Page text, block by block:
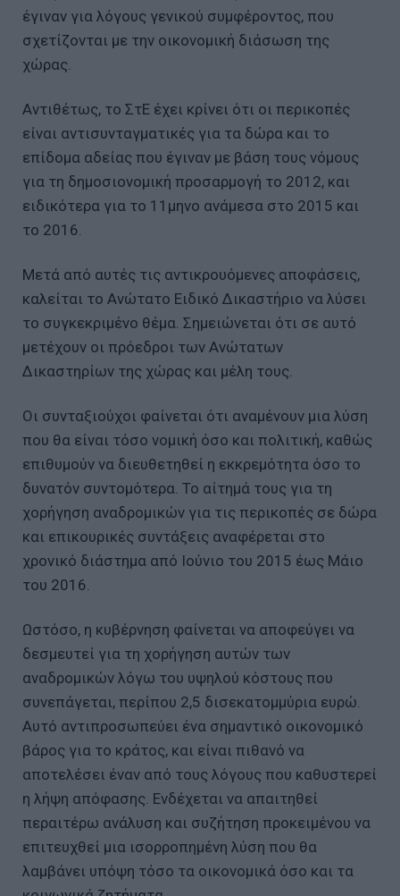
έγιναν για λόγους γενικού συμφέροντος, που
σχετίζονται με την οικονομική διάσωση της
χώρας.
Αντιθέτως, το ΣτΕ έχει κρίνει ότι οι περικοπές
είναι αντισυνταγματικές για τα δώρα και το
επίδομα αδείας που έγιναν με βάση τους νόμους
για τη δημοσιονομική προσαρμογή το 2012, και
ειδικότερα για το 11μηνο ανάμεσα στο 2015 και
το 2016.
Μετά από αυτές τις αντικρουόμενες αποφάσεις,
καλείται το Ανώτατο Ειδικό Δικαστήριο να λύσει
το συγκεκριμένο θέμα. Σημειώνεται ότι σε αυτό
μετέχουν οι πρόεδροι των Ανώτατων
Δικαστηρίων της χώρας και μέλη τους.
Οι συνταξιούχοι φαίνεται ότι αναμένουν μια λύση
που θα είναι τόσο νομική όσο και πολιτική, καθώς
επιθυμούν να διευθετηθεί η εκκρεμότητα όσο το
δυνατόν συντομότερα. Το αίτημά τους για τη
χορήγηση αναδρομικών για τις περικοπές σε δώρα
και επικουρικές συντάξεις αναφέρεται στο
χρονικό διάστημα από Ιούνιο του 2015 έως Μάιο
του 2016.
Ωστόσο, η κυβέρνηση φαίνεται να αποφεύγει να
δεσμευτεί για τη χορήγηση αυτών των
αναδρομικών λόγω του υψηλού κόστους που
συνεπάγεται, περίπου 2,5 δισεκατομμύρια ευρώ.
Αυτό αντιπροσωπεύει ένα σημαντικό οικονομικό
βάρος για το κράτος, και είναι πιθανό να
αποτελέσει έναν από τους λόγους που καθυστερεί
η λήψη απόφασης. Ενδέχεται να απαιτηθεί
περαιτέρω ανάλυση και συζήτηση προκειμένου να
επιτευχθεί μια ισορροπημένη λύση που θα
λαμβάνει υπόψη τόσο τα οικονομικά όσο και τα